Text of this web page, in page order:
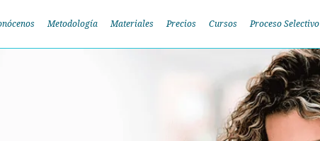
Metodología Materiales Precios Cursos Proceso Selectivo